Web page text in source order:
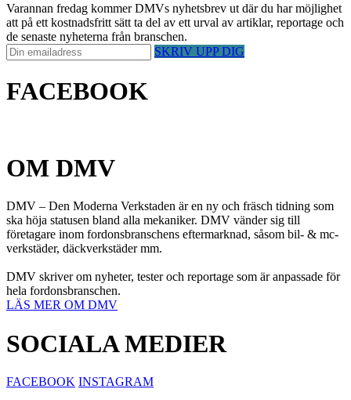
Varannan fredag kommer DMVs nyhetsbrev ut där du har möjlighet
att på ett kostnadsfritt sätt ta del av ett urval av artiklar, reportage och
de senaste nyheterna från branschen.
SKRIV UPP DIG
FACEBOOK
OM DMV
DMV – Den Moderna Verkstaden är en ny och fräsch tidning som
ska höja statusen bland alla mekaniker. DMV vänder sig till
företagare inom fordonsbranschens eftermarknad, såsom bil- & mc-
verkstäder, däckverkstäder mm.
DMV skriver om nyheter, tester och reportage som är anpassade för
hela fordonsbranschen.
LÄS MER OM DMV
SOCIALA MEDIER
FACEBOOK INSTAGRAM